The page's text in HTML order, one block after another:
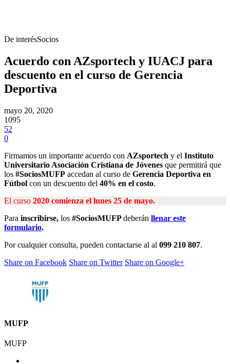
De interésSocios
Acuerdo con AZsportech y IUACJ para
descuento en el curso de Gerencia
Deportiva
mayo 20, 2020
1095
52
0
Firmamos un importante acuerdo con AZsportech y el Instituto
Universitario Asociación Cristiana de Jóvenes que permitirá que
los #SociosMUFP accedan al curso de Gerencia Deportiva en
Fútbol con un descuento del 40% en el costo.
El curso 2020 comienza el lunes 25 de mayo.
Para inscribirse, los #SociosMUFPdeberán llenar este
formulario.
Por cualquier consulta, pueden contactarse al al 099 210 807.
Share on Facebook Share on Twitter Share on Google+
MUFP
MUFP